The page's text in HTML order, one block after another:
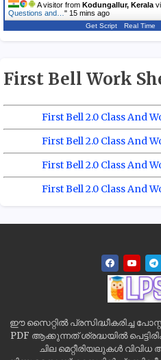
A visitor from Kodungallur, Kerala
Questions and… " 15 mins ago
Get Script Real Time
First Bell Work
First Bell 2.0 Class And
First Bell 2.0 Class And
First Bell 2.0 Class And
First Bell 2.0 Class And
ഈ സൈറ്റിൽ പ്രസിദ്ധീകരിച്ച
PDF ആക്കുന്നത് ശ്രദ്ധയിൽ
ചില മെറ്റീരിയലുകൾ